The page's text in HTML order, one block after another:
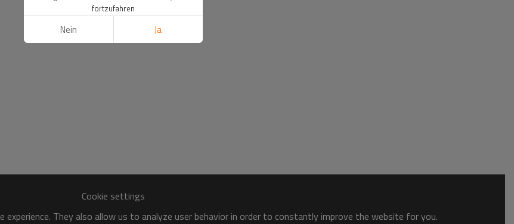
Cookie settings
They also allow us to analyze user behavior in order to constantly improve the website for you.
fortzufahren
Nein Ja